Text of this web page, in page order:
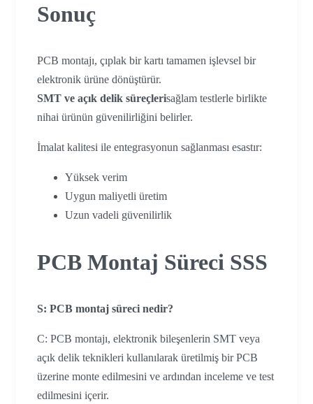
Sonuç
PCB montajı, çıplak bir kartı tamamen işlevsel bir
elektronik ürüne dönüştürür.
SMT ve açık delik süreçlerisağlam testlerle birlikte
nihai ürünün güvenilirliğini belirler.
İmalat kalitesi ile entegrasyonun sağlanması esastır:
Yüksek verim
Uygun maliyetli üretim
Uzun vadeli güvenilirlik
PCB Montaj Süreci SSS
S: PCB montaj süreci nedir?
C: PCB montajı, elektronik bileşenlerin SMT veya
açık delik teknikleri kullanılarak üretilmiş bir PCB
üzerine monte edilmesini ve ardından inceleme ve test
edilmesini içerir.